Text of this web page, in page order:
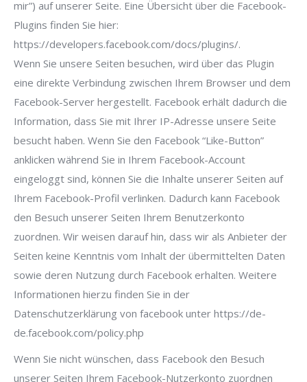
mir”) auf unserer Seite. Eine Übersicht über die Facebook-
Plugins finden Sie hier:
https://developers.facebook.com/docs/plugins/.
Wenn Sie unsere Seiten besuchen, wird über das Plugin
eine direkte Verbindung zwischen Ihrem Browser und dem
Facebook-Server hergestellt. Facebook erhält dadurch die
Information, dass Sie mit Ihrer IP-Adresse unsere Seite
besucht haben. Wenn Sie den Facebook “Like-Button”
anklicken während Sie in Ihrem Facebook-Account
eingeloggt sind, können Sie die Inhalte unserer Seiten auf
Ihrem Facebook-Profil verlinken. Dadurch kann Facebook
den Besuch unserer Seiten Ihrem Benutzerkonto
zuordnen. Wir weisen darauf hin, dass wir als Anbieter der
Seiten keine Kenntnis vom Inhalt der übermittelten Daten
sowie deren Nutzung durch Facebook erhalten. Weitere
Informationen hierzu finden Sie in der
Datenschutzerklärung von facebook unter https://de-
de.facebook.com/policy.php
Wenn Sie nicht wünschen, dass Facebook den Besuch
unserer Seiten Ihrem Facebook-Nutzerkonto zuordnen